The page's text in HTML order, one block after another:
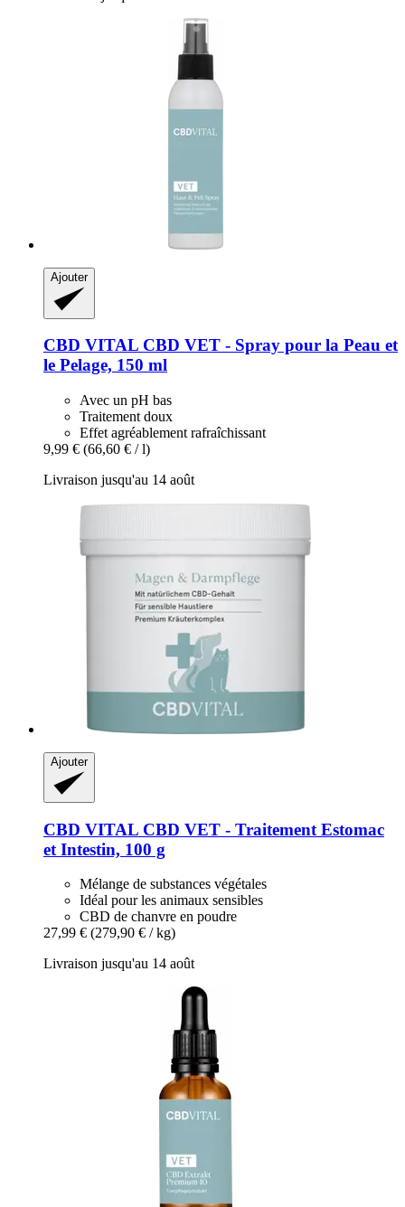
Ajouter
CBD VITAL CBD VET -​ Spray pour la Peau et
le Pelage, 150 ml
Avec un pH bas
Traitement doux
Effet agréablement rafraîchissant
9,99 € (66,60 € / l)
Livraison jusqu'au 14 août
Ajouter
CBD VITAL CBD VET -​ Traitement Estomac
et Intestin, 100 g
Mélange de substances végétales
Idéal pour les animaux sensibles
CBD de chanvre en poudre
27,99 € (279,90 € / kg)
Livraison jusqu'au 14 août